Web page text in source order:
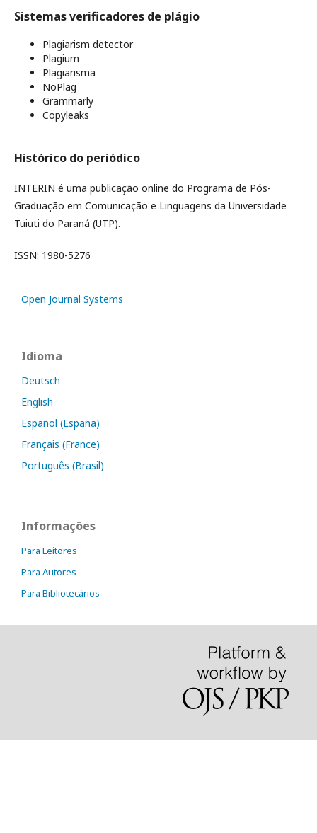
Sistemas verificadores de plágio
Plagiarism detector
Plagium
Plagiarisma
NoPlag
Grammarly
Copyleaks
Histórico do periódico
INTERIN é uma publicação online do Programa de Pós-
Graduação em Comunicação e Linguagens da Universidade
Tuiuti do Paraná (UTP).
ISSN: 1980-5276
Open Journal Systems
Idioma
Deutsch
English
Español (España)
Français (France)
Português (Brasil)
Informações
Para Leitores
Para Autores
Para Bibliotecários